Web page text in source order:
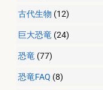
古代生物 (12)
巨大恐竜 (24)
恐竜 (77)
恐竜FAQ (8)